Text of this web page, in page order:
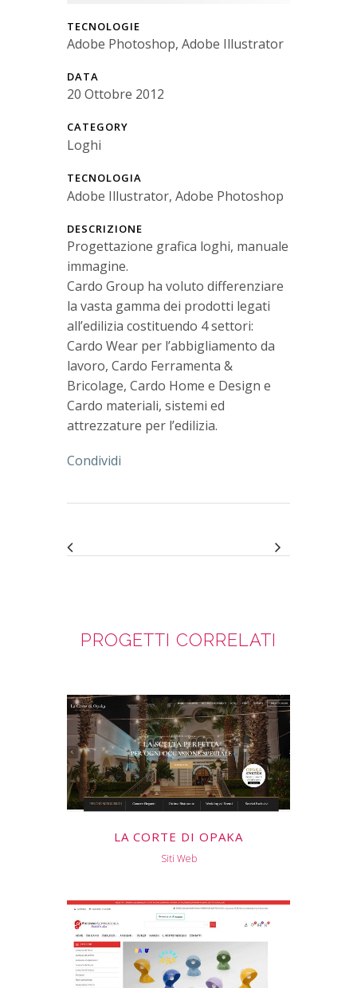
TECNOLOGIE
Adobe Photoshop, Adobe Illustrator
DATA
20 Ottobre 2012
CATEGORY
Loghi
TECNOLOGIA
Adobe Illustrator, Adobe Photoshop
DESCRIZIONE
Progettazione grafica loghi, manuale
immagine.
Cardo Group ha voluto differenziare
la vasta gamma dei prodotti legati
all’edilizia costituendo 4 settori:
Cardo Wear per l’abbigliamento da
lavoro, Cardo Ferramenta &
Bricolage, Cardo Home e Design e
Cardo materiali, sistemi ed
attrezzature per l’edilizia.
Condividi
PROGETTI CORRELATI
LA CORTE DI OPAKA
Siti Web